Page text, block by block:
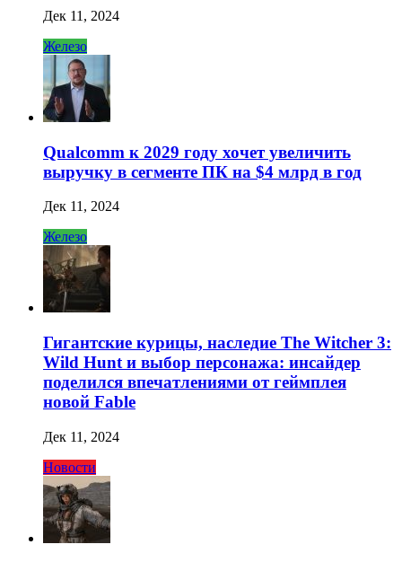
Дек 11, 2024
Железо
Qualcomm к 2029 году хочет увеличить
выручку в сегменте ПК на $4 млрд в год
Дек 11, 2024
Железо
Гигантские курицы, наследие The Witcher 3:
Wild Hunt и выбор персонажа: инсайдер
поделился впечатлениями от геймплея
новой Fable
Дек 11, 2024
Новости